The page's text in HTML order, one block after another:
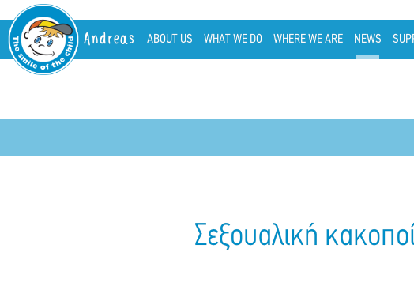
Andreas ABOUT US WHAT WE DO WHERE WE ARE NEWS
Σεξουαλική